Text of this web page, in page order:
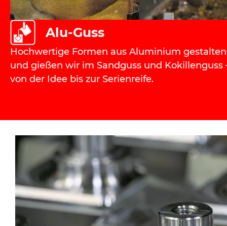
Alu-Guss
Hochwertige Formen aus Aluminium gestalten
und gießen wir im Sandguss und Kokillenguss
von der Idee bis zur Serienreife.